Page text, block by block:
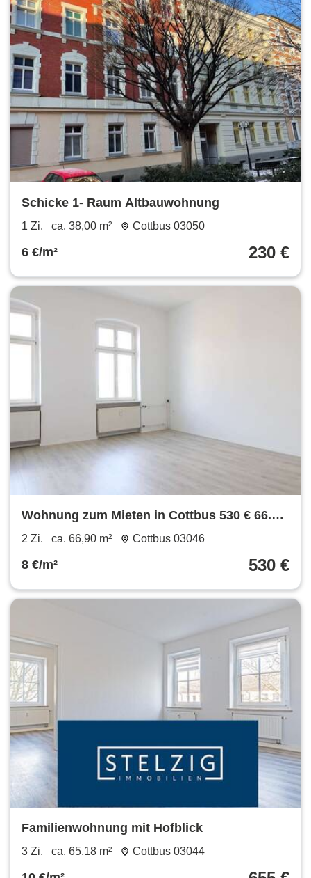
Schicke 1- Raum Altbauwohnung
1 Zi. ca. 38,00 m² Cottbus 03050
6 €/m² 230 €
Wohnung zum Mieten in Cottbus 530 € 66.9
m²
2 Zi. ca. 66,90 m² Cottbus 03046
8 €/m² 530 €
Familienwohnung mit Hofblick
3 Zi. ca. 65,18 m² Cottbus 03044